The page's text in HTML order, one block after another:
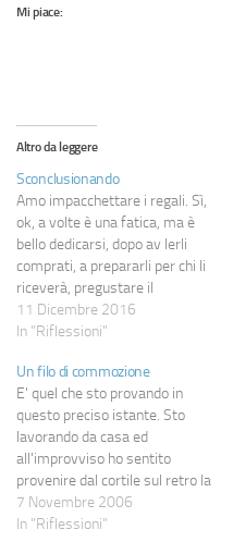
Mi piace:
Altro da leggere
Sconclusionando
Amo impacchettare i regali. Sì,
ok, a volte è una fatica, ma è
bello dedicarsi, dopo av lerli
comprati, a prepararli per chi li
riceverà, pregustare il
momento in cui li scarteranno,
scrivere un biglietto che non
Trovo sia un modo di
condividere il proprio…
11 Dicembre 2016
In "Riflessioni"
Un filo di commozione
E' quel che sto provando in
questo preciso istante. Sto
lavorando da casa ed
all'improvviso ho sentito
provenire dal cortile sul retro la
musica di una tromba, di una
batteria e di un flauto.
7 Novembre 2006
In "Riflessioni"